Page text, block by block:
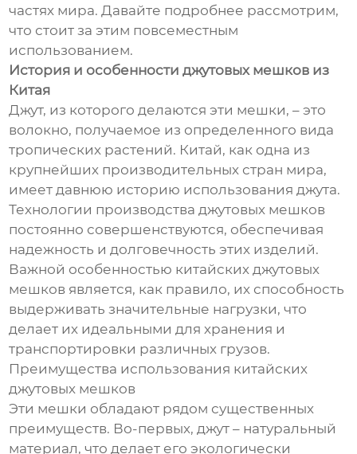
частях мира. Давайте подробнее рассмотрим,
что стоит за этим повсеместным
использованием.
История и особенности джутовых мешков из
Китая
Джут, из которого делаются эти мешки, – это
волокно, получаемое из определенного вида
тропических растений. Китай, как одна из
крупнейших производительных стран мира,
имеет давнюю историю использования джута.
Технологии производства джутовых мешков
постоянно совершенствуются, обеспечивая
надежность и долговечность этих изделий.
Важной особенностью китайских джутовых
мешков является, как правило, их способность
выдерживать значительные нагрузки, что
делает их идеальными для хранения и
транспортировки различных грузов.
Преимущества использования китайских
джутовых мешков
Эти мешки обладают рядом существенных
преимуществ. Во-первых, джут – натуральный
материал, что делает его экологически